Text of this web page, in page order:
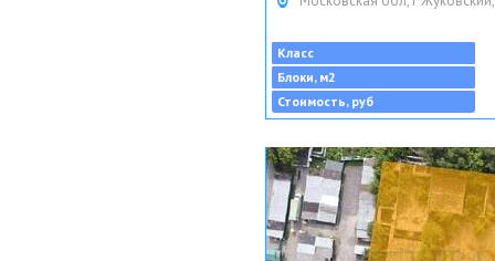
Класс
Блоки, м2
Стоимость, руб